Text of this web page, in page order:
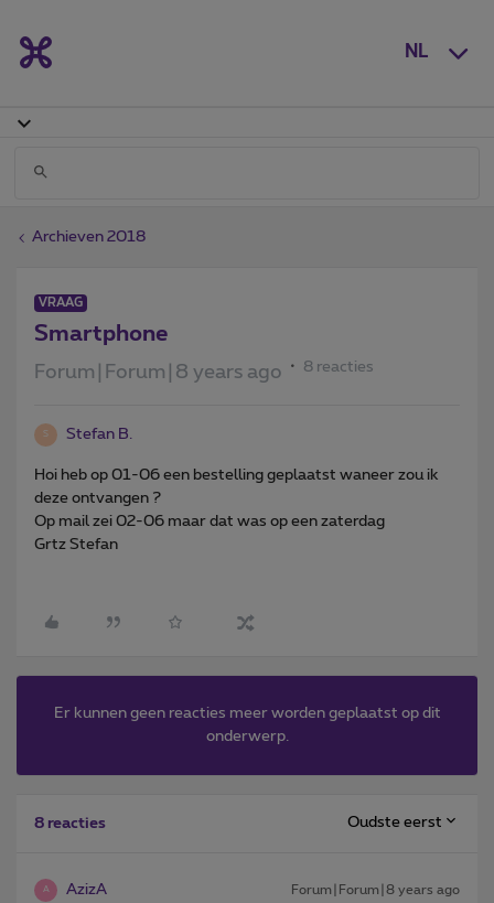
NL
Archieven 2018
VRAAG
Smartphone
Forum|Forum|8 years ago 8 reacties
S Stefan B.
Hoi heb op 01-06 een bestelling geplaatst waneer zou ik
deze ontvangen ?
Op mail zei 02-06 maar dat was op een zaterdag
Grtz Stefan
Er kunnen geen reacties meer worden geplaatst op dit
onderwerp.
8 reacties Oudste eerst
A AzizA Forum|Forum|8 years ago